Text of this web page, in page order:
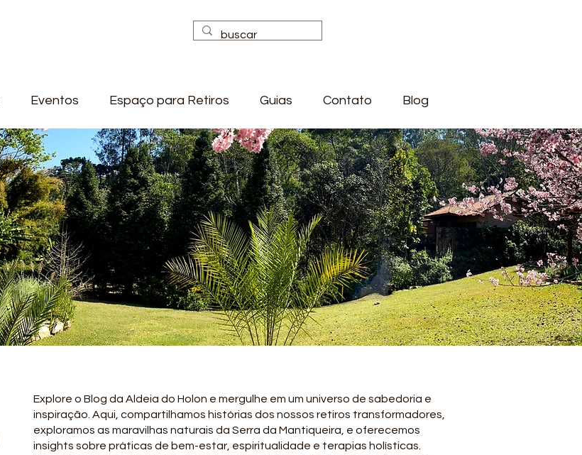
Eventos Espaço para Retiros Guias Contato Blog
Explore o Blog da Aldeia do Holon e mergulhe em um universo de sabedoria e
inspiração. Aqui, compartilhamos histórias dos nossos retiros transformadores,
exploramos as maravilhas naturais da Serra da Mantiqueira, e oferecemos
insights sobre práticas de bem-estar, espiritualidade e terapias holísticas.